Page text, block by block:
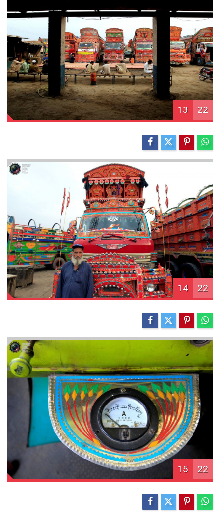
13 22
14 22
15 22